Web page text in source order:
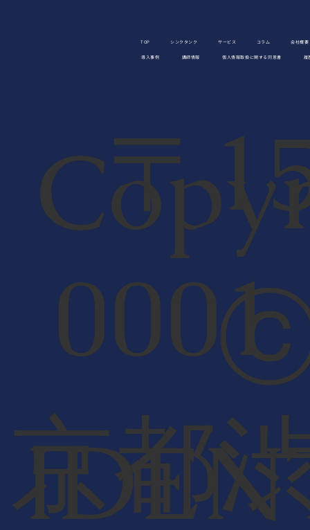
TOP シンクタンク サービス コラム 会社概要
導入事例 講師情報 個人情報取扱に関する同意書 履
〒
京都